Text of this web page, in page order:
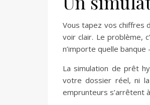
Vous tapez vos chiffres
voir clair. Le problème,
n’importe quelle
La simulation de prêt
votre dossier réel, ni la
emprunteurs s’arrêtent